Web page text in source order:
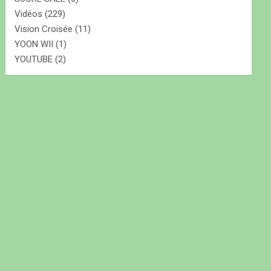
Vidéos (229)
Vision Croisée (11)
YOON WII (1)
YOUTUBE (2)